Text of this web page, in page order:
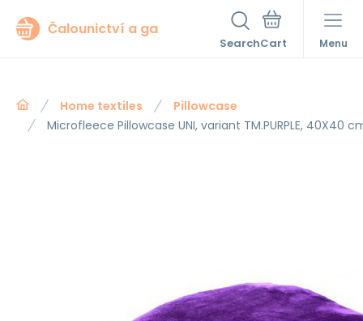
Čalounictví a ga
Search Menu
Home textiles
Pillowcase
Microfleece Pillowcase UNI, variant TM.PURPLE, 40X40